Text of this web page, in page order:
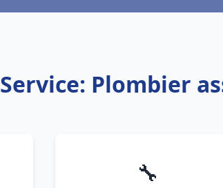
Service: Plombier
🔧